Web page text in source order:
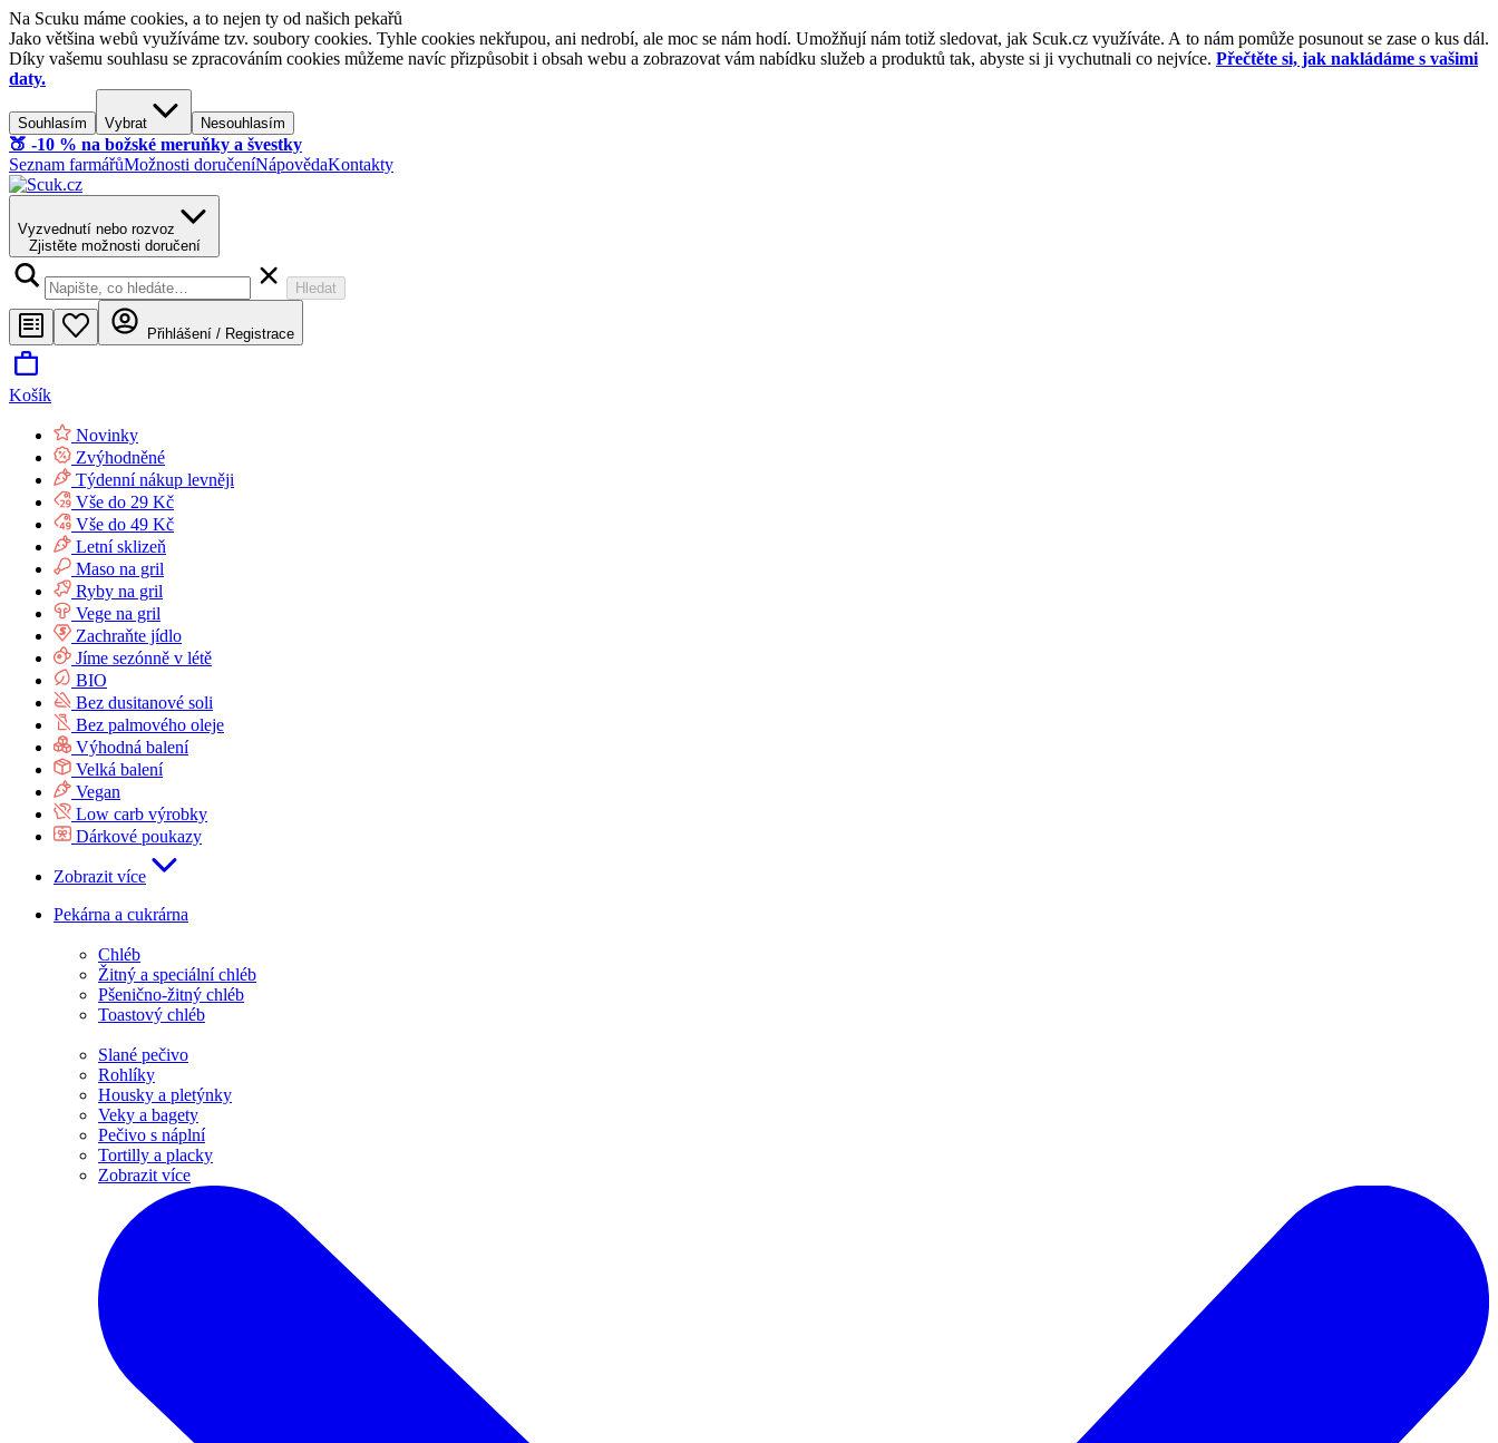
Na Scuku máme cookies, a to nejen ty od našich pekařů
Jako většina webů využíváme tzv. soubory cookies. Tyhle cookies nekřupou, ani nedrobí, ale moc se nám hodí. Umožňují nám totiž sledovat, jak Scuk.cz využíváte. A to nám pomůže posunout se zase o kus dál.
Díky vašemu souhlasu se zpracováním cookies můžeme navíc přizpůsobit i obsah webu a zobrazovat vám nabídku služeb a produktů tak, abyste si ji vychutnali co nejvíce. Přečtěte si, jak nakládáme s vašimi
daty.
Souhlasím Vybrat Nesouhlasím
🍑​ -10 % na božské meruňky a švestky
Seznam farmářůMožnosti doručeníNápovědaKontakty
Vyzvednutí nebo rozvoz
Zjistěte možnosti doručení
Hledat
Přihlášení / Registrace
Košík
Novinky
Zvýhodněné
Týdenní nákup levněji
Vše do 29 Kč
Vše do 49 Kč
Letní sklizeň
Maso na gril
Ryby na gril
Vege na gril
Zachraňte jídlo
Jíme sezónně v létě
BIO
Bez dusitanové soli
Bez palmového oleje
Výhodná balení
Velká balení
Vegan
Low carb výrobky
Dárkové poukazy
Zobrazit více
Pekárna a cukrárna
Chléb
Žitný a speciální chléb
Pšenično-žitný chléb
Toastový chléb
Slané pečivo
Rohlíky
Housky a pletýnky
Veky a bagety
Pečivo s náplní
Tortilly a placky
Zobrazit více